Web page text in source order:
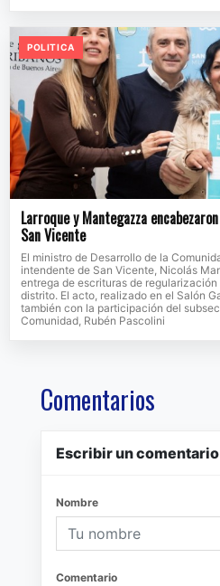
POLITICA
Larroque y Mantegazza
San Vicente
El ministro de Desarrollo de la
intendente de San Vicente, Nicolás
entrega de escrituras de
distrito. El acto, realizado en el Salón
también con la participación del
Comunidad, Rubén Pascolini
Comentarios
Escribir un comentario
Nombre
Comentario